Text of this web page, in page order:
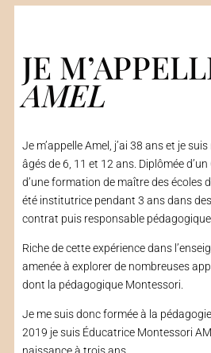
JE
AMEL
Je m’appelle Amel, j’ai 38 ans et je
âgés de 6, 11 et 12 ans. Diplômée
d’une formation de maître des écoles
été institutrice pendant 3 ans dans
contrat puis responsable
Riche de cette expérience dans
amenée à explorer de nombreuses
dont la pédagogique Montessori.
Je me suis donc formée à la
2019 je suis Éducatrice Montessori